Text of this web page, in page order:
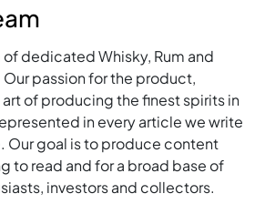
of dedicated Whisky, Rum and
passion for the product,
of producing the finest spirits in
in every article we write
Our goal is to produce content
to read and for a broad base of
investors and collectors.